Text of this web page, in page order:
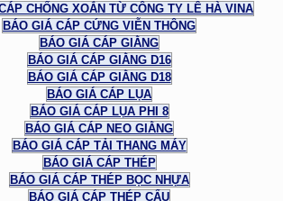
CHỐNG XOẮN TỪ CÔNG TY LÊ HÀ VINA
BÁO GIÁ CÁP CỨNG VIỄN THÔNG
BÁO GIÁ CÁP GIẰNG
BÁO GIÁ CÁP GIẰNG D16
BÁO GIÁ CÁP GIẰNG D18
BÁO GIÁ CÁP LỤA
BÁO GIÁ CÁP LỤA PHI 8
BÁO GIÁ CÁP NEO GIẰNG
BÁO GIÁ CÁP TẢI THANG MÁY
BÁO GIÁ CÁP THÉP
BÁO GIÁ CÁP THÉP BỌC NHỰA
BÁO GIÁ CÁP THÉP CẨU